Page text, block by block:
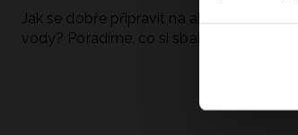
Jak se dobře připravit na aktivní den u
vody? Poradíme, co si sbalit